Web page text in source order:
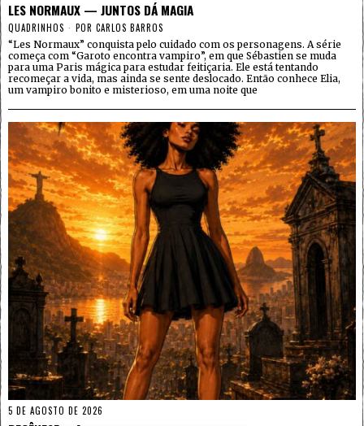
LES NORMAUX — JUNTOS DÁ MAGIA
QUADRINHOS POR CARLOS BARROS
“Les Normaux” conquista pelo cuidado com os personagens. A série
começa com “Garoto encontra vampiro”, em que Sébastien se muda
para uma Paris mágica para estudar feitiçaria. Ele está tentando
recomeçar a vida, mas ainda se sente deslocado. Então conhece Elia,
um vampiro bonito e misterioso, em uma noite que
5 DE AGOSTO DE 2026